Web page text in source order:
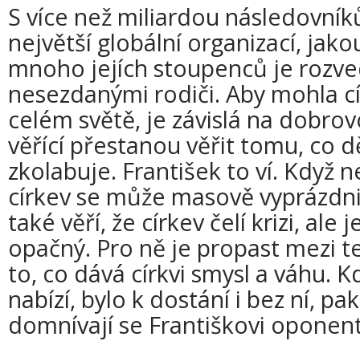
S více než miliardou
největší globální organizací,
mnoho jejích stoupenců je
nesezdanými rodiči. Aby mohla
celém světě, je závislá na
věřící přestanou věřit tomu, co
zkolabuje. František to ví. Když
církev se může masově
také věří, že církev čelí krizi, ale
opačný. Pro ně je propast mezi
to, co dává církvi smysl a váhu.
nabízí, bylo k dostání i bez ní,
domnívají se Františkovi